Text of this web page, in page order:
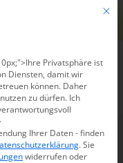
Mit
Privatsphäre ist
Diensten, damit wir
können. Daher
zu dürfen. Ich
Ihrer Daten - finden
.Sie
widerrufen oder